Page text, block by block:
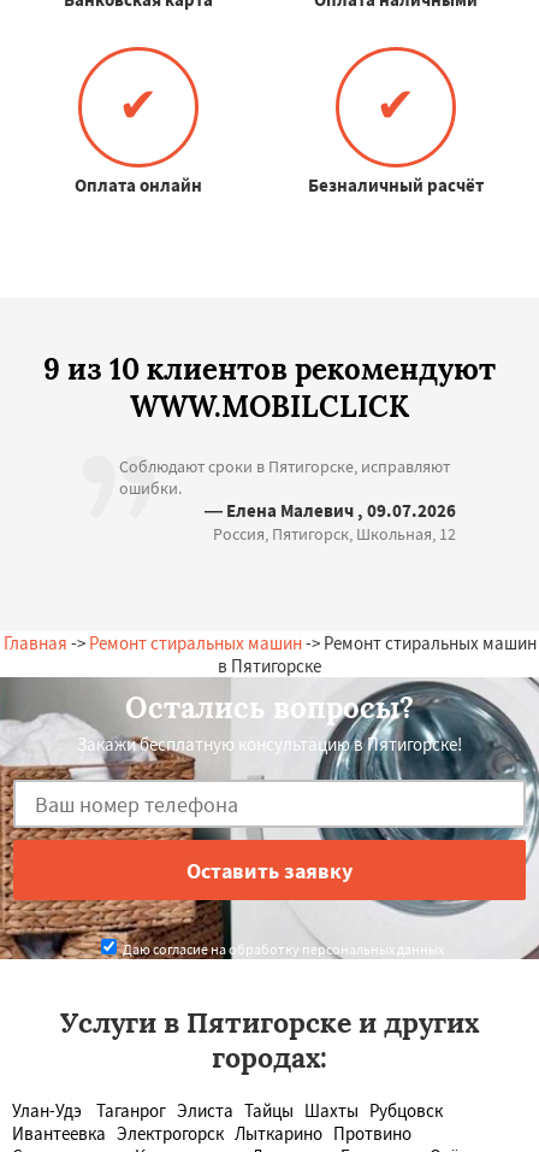
✔
Оплата онлайн
✔
Безналичный расчёт
9 из 10 клиентов рекомендуют
WWW.MOBILCLICK
Соблюдают сроки в Пятигорске, исправляют
ошибки.
— Елена Малевич , 09.07.2026
Россия, Пятигорск, Школьная, 12
Главная -> Ремонт стиральных машин-> Ремонт стиральных машин
в Пятигорске
Остались вопросы?
Закажи бесплатную консультацию в Пятигорске!
Даю согласие на обработку персональных данных
Услуги в Пятигорске и других
городах:
Улан-Удэ Таганрог Элиста Тайцы Шахты Рубцовск
Ивантеевка Электрогорск Лыткарино Протвино